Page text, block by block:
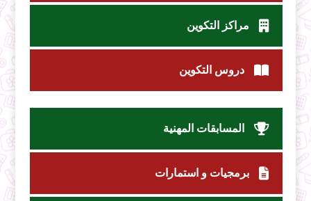
مراكز التكوين
دروس التكوين
المسابقات المهنية
برمجيات و استمارات